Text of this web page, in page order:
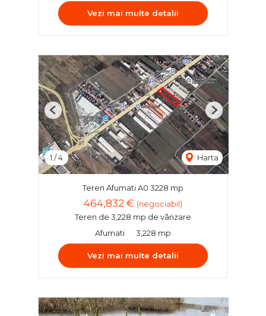
Vezi mai multe detalii
1 /4 Harta
Previous Next
Teren Afumati A0 3228 mp
464,832 € (negociabil)
Teren de 3,228 mp de vânzare
Afumati
3,228 mp
Vezi mai multe detalii